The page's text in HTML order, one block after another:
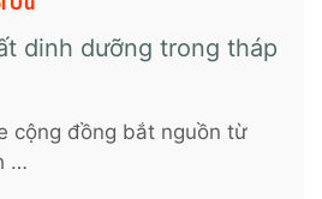
dinh dưỡng trong tháp
cộng đồng bắt nguồn từ
…